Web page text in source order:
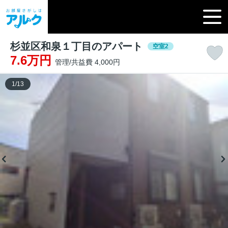
杉並区和泉１丁目のアパート 空室2
7.6万円 管理/共益費 4,000円
1 /13